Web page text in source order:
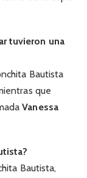
tuvieron una
Bautista
que
Vanessa
Bautista,